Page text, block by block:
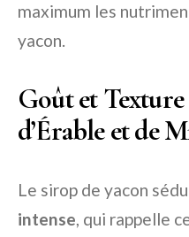
maximum les
yacon.
Goût et
d’Érable et de
Le sirop de yacon
intense, qui rappelle